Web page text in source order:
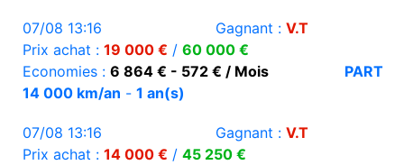
07/08 13:16 Gagnant : V.T
Prix achat : 19 000 € / 60 000 €
Economies : 6 864 € - 572 € / Mois
PART
14 000 km/an - 1 an(s)
07/08 13:16 Gagnant : V.T
Prix achat : 14 000 € / 45 250 €